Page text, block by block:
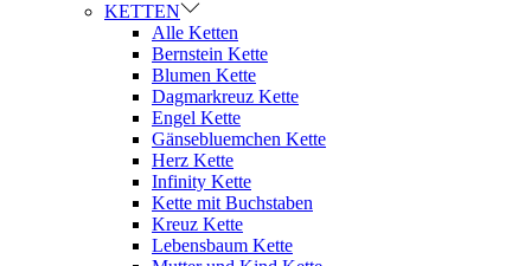
KETTEN
Alle Ketten
Bernstein Kette
Blumen Kette
Dagmarkreuz Kette
Engel Kette
Gänsebluemchen Kette
Herz Kette
Infinity Kette
Kette mit Buchstaben
Kreuz Kette
Lebensbaum Kette